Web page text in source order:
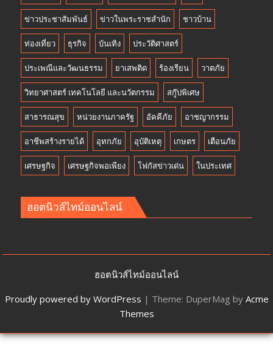
ข่าวประชาสัมพันธ์ ข่าวในพระราชสำนัก ชาวบ้าน
ท่องเที่ยว ธุรกิจ บันเทิง ประวัติศาสตร์
ประเพณีและวัฒนธรรม ยาเสพติด ร้องเรียน วาตภัย
วิทยาศาสตร์ เทคโนโลยี และนวัตกรรม สกู๊ปพิเศษ
สาธารณสุข หน่วยงานภาครัฐ อัคคีภัย อาชญากรรม
อาชีพสร้างรายได้ อุทกภัย อุบัติเหตุ เกษตร เตือนภัย
เศรษฐกิจ เศรษฐกิจพอเพียง โฟกัสข่าวเด่น ในประเทศ
ฮอตนิวส์ไทม์ออนไลน์
ฮอตนิวส์ไทม์ออนไลน์
Proudly powered by WordPress | Theme: DuperMag by Acme
Themes